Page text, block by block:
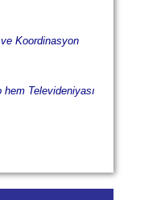
Koordinasyon
hem Televideniyası